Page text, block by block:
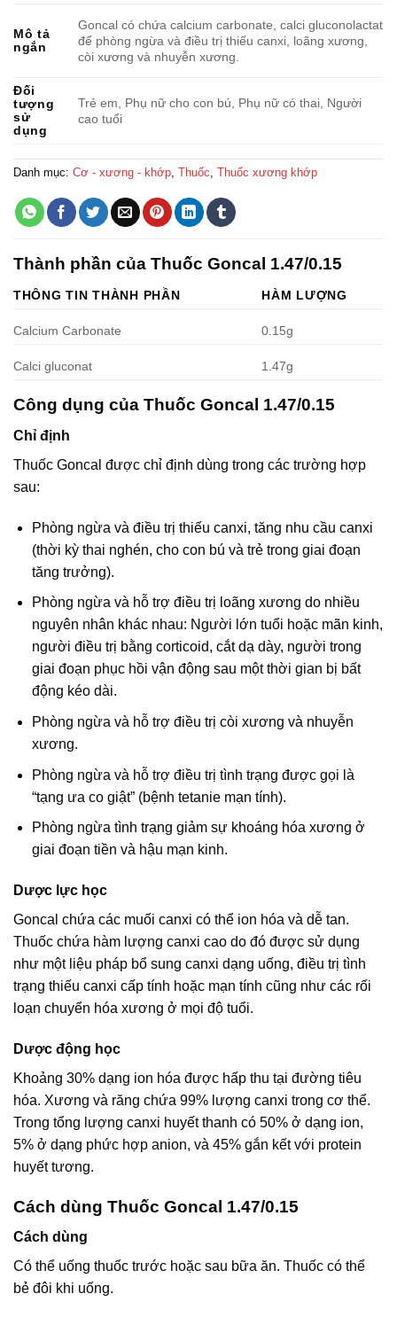
Mô tả
ngắn
Goncal có chứa calcium carbonate, calci gluconolactat
để phòng ngừa và điều trị thiếu canxi, loãng xương,
còi xương và nhuyễn xương.
Đối
tượng
sử
dụng
Trẻ em, Phụ nữ cho con bú, Phụ nữ có thai, Người
cao tuổi
Danh mục: Cơ - xương - khớp Thuốc Thuốc xương khớp
Thành phần của Thuốc Goncal 1.47/0.15
THÔNG TIN THÀNH PHẦN HÀM LƯỢNG
Calcium Carbonate 0.15g
Calci gluconat 1.47g
Công dụng của Thuốc Goncal 1.47/0.15
Chỉ định
Thuốc Goncal được chỉ định dùng trong các trường hợp
sau:
Phòng ngừa và điều trị thiếu canxi, tăng nhu cầu canxi
(thời kỳ thai nghén, cho con bú và trẻ trong giai đoạn
tăng trưởng).
Phòng ngừa và hỗ trợ điều trị loãng xương do nhiều
nguyên nhân khác nhau: Người lớn tuổi hoặc mãn kinh,
người điều trị bằng corticoid, cắt dạ dày, người trong
giai đoạn phục hồi vận động sau một thời gian bị bất
động kéo dài.
Phòng ngừa và hỗ trợ điều trị còi xương và nhuyễn
xương.
Phòng ngừa và hỗ trợ điều trị tình trạng được gọi là
“tạng ưa co giật” (bệnh tetanie mạn tính).
Phòng ngừa tình trạng giảm sự khoáng hóa xương ở
giai đoạn tiền và hậu mạn kinh.
Dược lực học
Goncal chứa các muối canxi có thể ion hóa và dễ tan.
Thuốc chứa hàm lượng canxi cao do đó được sử dụng
như một liệu pháp bổ sung canxi dạng uống, điều trị tình
trạng thiếu canxi cấp tính hoặc mạn tính cũng như các rối
loạn chuyển hóa xương ở mọi độ tuổi.
Dược động học
Khoảng 30% dạng ion hóa được hấp thu tại đường tiêu
hóa. Xương và răng chứa 99% lượng canxi trong cơ thể.
Trong tổng lượng canxi huyết thanh có 50% ở dạng ion,
5% ở dạng phức hợp anion, và 45% gắn kết với protein
huyết tương.
Cách dùng Thuốc Goncal 1.47/0.15
Cách dùng
Có thể uống thuốc trước hoặc sau bữa ăn. Thuốc có thể
bẻ đôi khi uống.